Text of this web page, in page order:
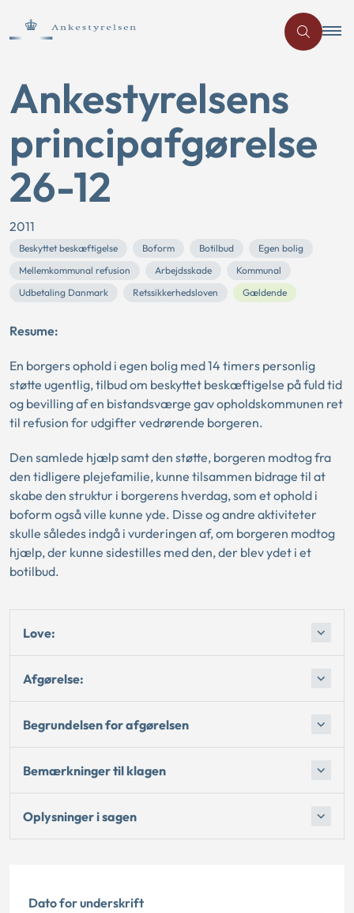
Ankestyrelsens
principafgørelse
26-12
2011
Beskyttet beskæftigelse Boform Botilbud
Egen bolig
Mellemkommunal refusion
Arbejdsskade
Kommunal
Udbetaling Danmark
Retssikkerhedsloven Gældende
Resume:
En borgers ophold i egen bolig med 14 timers personlig
støtte ugentlig, tilbud om beskyttet beskæftigelse på fuld tid
og bevilling af en bistandsværge gav opholdskommunen ret
til refusion for udgifter vedrørende borgeren.
Den samlede hjælp samt den støtte, borgeren modtog fra
den tidligere plejefamilie, kunne tilsammen bidrage til at
skabe den struktur i borgerens hverdag, som et ophold i
boform også ville kunne yde. Disse og andre aktiviteter
skulle således indgå i vurderingen af, om borgeren modtog
hjælp, der kunne sidestilles med den, der blev ydet i et
botilbud.
Love:
Afgørelse:
Begrundelsen for afgørelsen
Bemærkninger til klagen
Oplysninger i sagen
Dato for underskrift